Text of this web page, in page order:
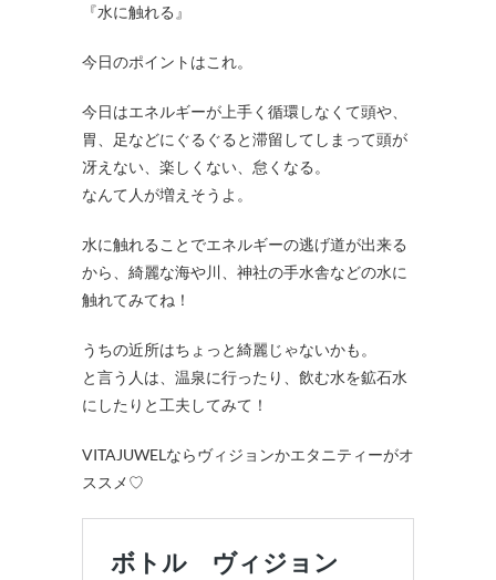
『水に触れる』
今日のポイントはこれ。
今日はエネルギーが上手く循環しなくて頭や、
胃、足などにぐるぐると滞留してしまって頭が
冴えない、楽しくない、怠くなる。
なんて人が増えそうよ。
水に触れることでエネルギーの逃げ道が出来る
から、綺麗な海や川、神社の手水舎などの水に
触れてみてね！
うちの近所はちょっと綺麗じゃないかも。
と言う人は、温泉に行ったり、飲む水を鉱石水
にしたりと工夫してみて！
VITAJUWELならヴィジョンかエタニティーがオ
ススメ♡